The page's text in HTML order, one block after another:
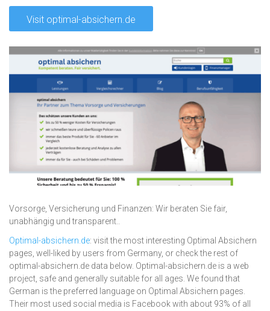
Visit optimal-absichern.de
Vorsorge, Versicherung und Finanzen: Wir beraten Sie fair,
unabhängig und transparent..
Optimal-absichern.de: visit the most interesting Optimal Absichern
pages, well-liked by users from Germany, or check the rest of
optimal-absichern.de data below. Optimal-absichern.de is a web
project, safe and generally suitable for all ages. We found that
German is the preferred language on Optimal Absichern pages.
Their most used social media is Facebook with about 93% of all